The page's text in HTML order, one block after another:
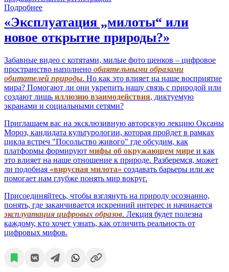
Подробнее
«Эксплуатация „милоты“ или
новое открытие природы?»
Забавные видео с котятами, милые фото щенков – цифровое
пространство наполнено обаятельными образами
обитателей природы. Но как это влияет на наше восприятие
мира? Помогают ли они укрепить нашу связь с природой или
создают лишь иллюзию взаимодействия, диктуемую
экранами и социальными сетями?
Приглашаем вас на эксклюзивную авторскую лекцию Оксаны
Мороз, кандидата культурологии, которая пройдет в рамках
цикла встреч "Посольство живого" где обсудим, как
платформы формируют мифы об окружающем мире и как
это влияет на наше отношение к природе. Разберемся, может
ли подобная «вирусная милота» создавать барьеры или же
помогает нам глубже понять мир вокруг.
Присоединяйтесь, чтобы взглянуть на природу осознанно,
понять, где заканчивается искренний интерес и начинается
эксплуатация цифровых образов. Лекция будет полезна
каждому, кто хочет узнать, как отличить реальность от
цифровых мифов.